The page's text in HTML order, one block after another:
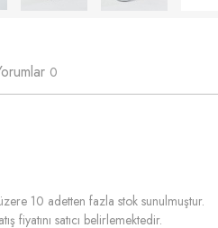
0
10 adetten fazla stok sunulmuştur.
fiyatını satıcı belirlemektedir.